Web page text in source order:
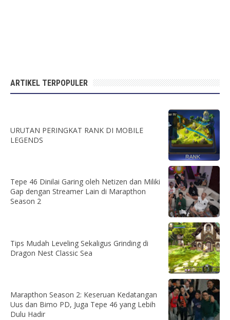
ARTIKEL TERPOPULER
URUTAN PERINGKAT RANK DI MOBILE
LEGENDS
Tepe 46 Dinilai Garing oleh Netizen dan Miliki
Gap dengan Streamer Lain di Marapthon
Season 2
Tips Mudah Leveling Sekaligus Grinding di
Dragon Nest Classic Sea
Marapthon Season 2: Keseruan Kedatangan
Uus dan Bimo PD, Juga Tepe 46 yang Lebih
Dulu Hadir